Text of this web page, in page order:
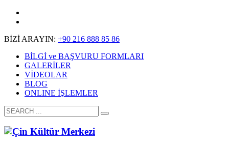
BİZİ ARAYIN: +90 216 888 85 86
BİLGİ ve BAŞVURU FORMLARI
GALERİLER
VİDEOLAR
BLOG
ONLINE İŞLEMLER